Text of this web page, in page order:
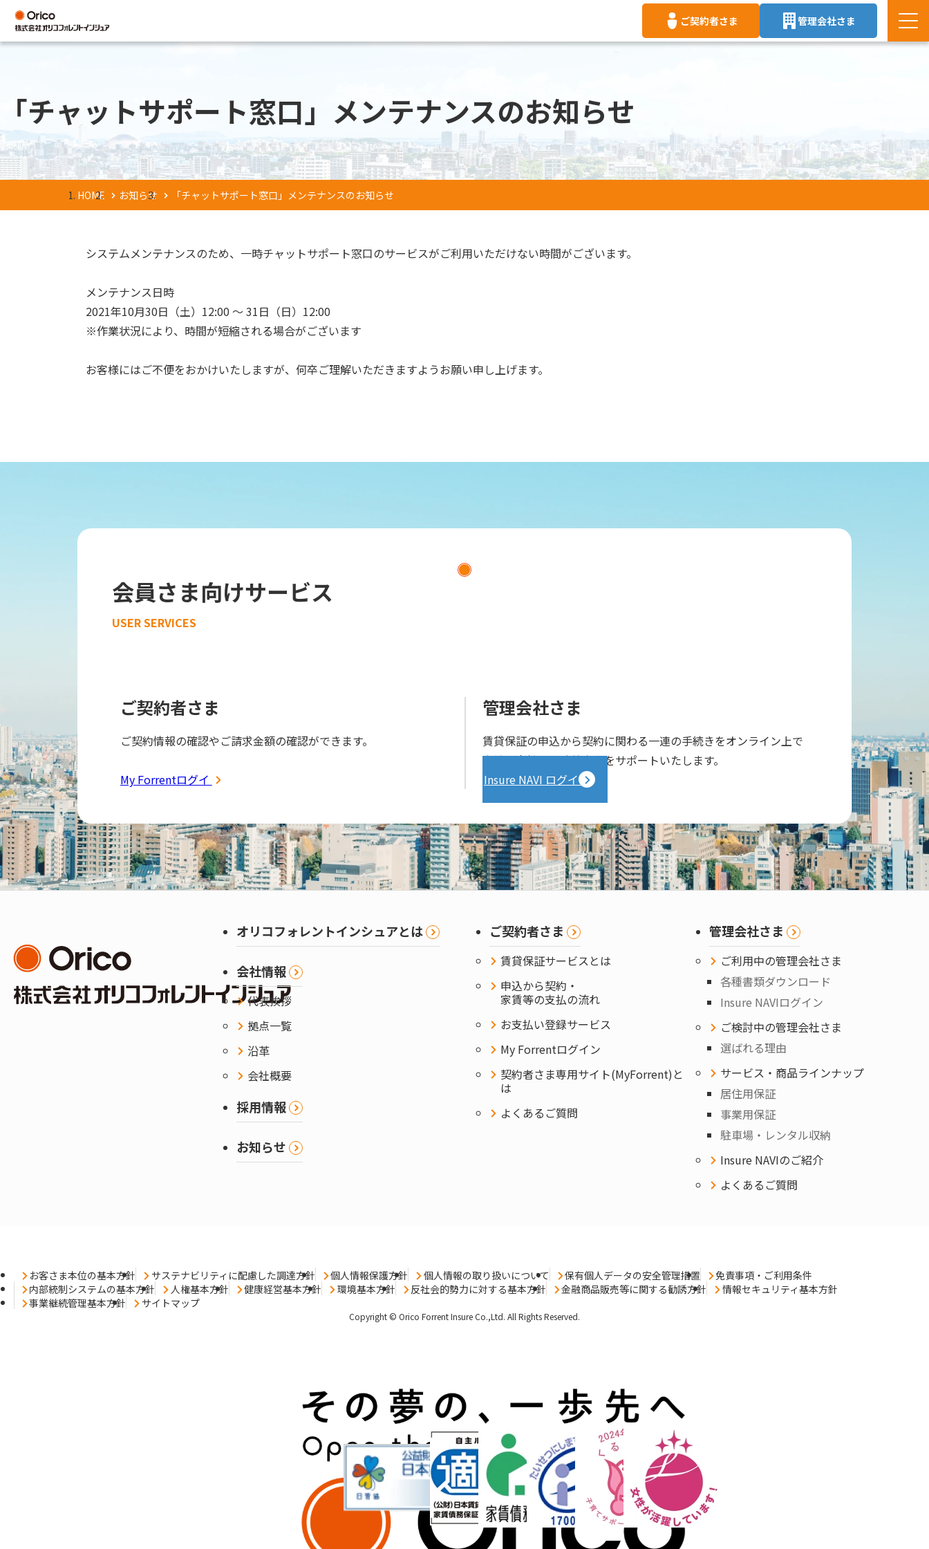
ご契約者さま 管理会社さま
「チャットサポート窓口」メンテナンスのお知らせ
HOME お知らせ 「チャットサポート窓口」メンテナンスのお知らせ
システムメンテナンスのため、一時チャットサポート窓口のサービスがご利用いただけない時間がございます。
メンテナンス日時
2021年10月30日（土）12:00 ～ 31日（日）12:00
※作業状況により、時間が短縮される場合がございます
お客様にはご不便をおかけいたしますが、何卒ご理解いただきますようお願い申し上げます。
会員さま向けサービス
USER SERVICES
ご契約者さま
ご契約情報の確認やご請求金額の確認ができます。
My Forrentログイン
管理会社さま
賃貸保証の申込から契約に関わる一連の手続きをオンライン上で
完結。貴社の業務効率化をサポートいたします。
Insure NAVI ログイン
オリコフォレントインシュアとは
会社情報
代表挨拶
拠点一覧
沿革
会社概要
採用情報
お知らせ
ご契約者さま
賃貸保証サービスとは
申込から契約・
家賃等の支払の流れ
お支払い登録サービス
My Forrentログイン
契約者さま専用サイト(MyForrent)と
は
よくあるご質問
管理会社さま
ご利用中の管理会社さま
各種書類ダウンロード
Insure NAVIログイン
ご検討中の管理会社さま
選ばれる理由
サービス・商品ラインナップ
居住用保証
事業用保証
駐車場・レンタル収納
Insure NAVIのご紹介
よくあるご質問
お客さま本位の基本方針 サステナビリティに配慮した調達方針 個人情報保護方針 個人情報の取り扱いについて 保有個人データの安全管理措置
免責事項・ご利用条件
内部統制システムの基本方針
人権基本方針 健康経営基本方針 環境基本方針 反社会的勢力に対する基本方針 金融商品販売等に関する勧誘方針
情報セキュリティ基本方針
事業継続管理基本方針
サイトマップ
Copyright © Orico Forrent Insure Co.,Ltd. All Rights Reserved.